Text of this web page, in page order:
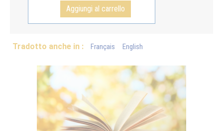
Aggiungi al carrello
Tradotto anche in : Français English